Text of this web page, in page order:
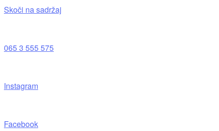
Skoči na sadržaj
065 3 555 575
Instagram
Facebook